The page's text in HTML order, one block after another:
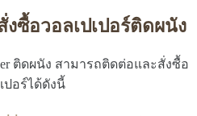
ซื้อวอลเปเปอร์ติดผนัง
ติดผนัง สามารถติดต่อและสั่งซื้อ
ปอร์ได้ดังนี้